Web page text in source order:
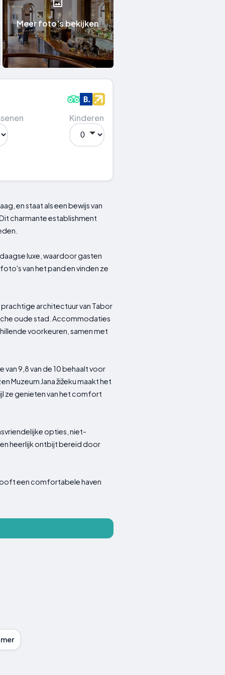
Meer foto's bekijken
Kinderen
en staat als een bewijs van
charmante establishment
luxe, waardoor gasten
van het pand en vinden ze
architectuur van Tabor
oude stad. Accommodaties
voorkeuren, samen met
9,8 van de 10 behaalt voor
Muzeum Jana žižeku maakt het
ze genieten van het comfort
opties, niet-
heerlijk ontbijt bereid door
een comfortabele haven